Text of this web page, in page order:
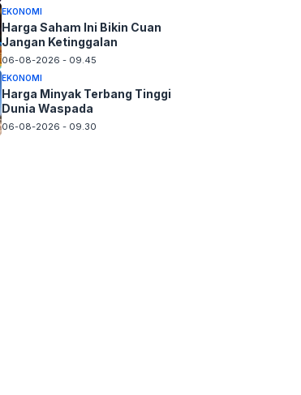
EKONOMI
Harga Saham Ini Bikin Cuan
Jangan Ketinggalan
06-08-2026 - 09.45
EKONOMI
Harga Minyak Terbang Tinggi
Dunia Waspada
06-08-2026 - 09.30